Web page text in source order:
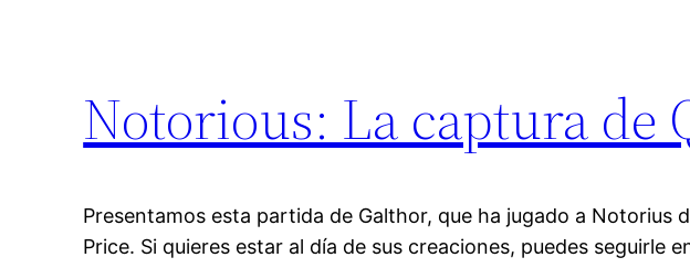
Notorious: La captura de
Presentamos esta partida de Galthor, que ha jugado a Notorius
Price. Si quieres estar al día de sus creaciones, puedes seguirle